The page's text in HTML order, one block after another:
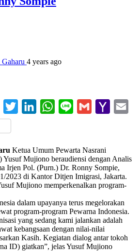
4 years ago
FacebookTwitter LinkedInWhatsApp
Line Gmail
Yahoo
Ketua Umum Pewarta Nasrani
Yusuf Mujiono beraudiensi dengan Analis
Irjen Pol. (Purn.) Dr. Ronny Sompie,
2023 di Kantor Ditjen Imigrasi, Jakarta.
Mujiono memperkenalkan program-
dalam upayanya terus megelorakan
program-program Pewarna Indonesia.
yang sedang kami jalankan adalah
kebangsaan dengan nilai-nilai
Kasih. Kegiatan dialog antar tokoh
ID) giatkan”, jelas Yusuf Mujiono